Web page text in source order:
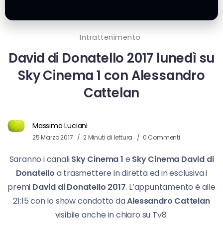
Intrattenimento
David di Donatello 2017 lunedì su
Sky Cinema 1 con Alessandro
Cattelan
Massimo Luciani
25 Marzo 2017 2 Minuti di lettura 0 Commenti
Saranno i canaliSky Cinema 1 e Sky Cinema David di
Donatello a trasmettere in diretta ed in esclusiva i
premi David di Donatello 2017. L’appuntamento è alle
21:15 con lo show condotto daAlessandro Cattelan
visibile anche in chiaro su Tv8.